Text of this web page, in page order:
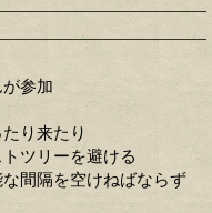
参加
り来たり
ツリーを避ける
間隔を空けねばならず